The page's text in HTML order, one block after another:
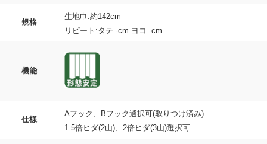
規格
生地巾:約142cm
リピート:タテ -cm ヨコ -cm
機能
仕様
Aフック、Bフック選択可(取りつけ済み)
1.5倍ヒダ(2山)、2倍ヒダ(3山)選択可